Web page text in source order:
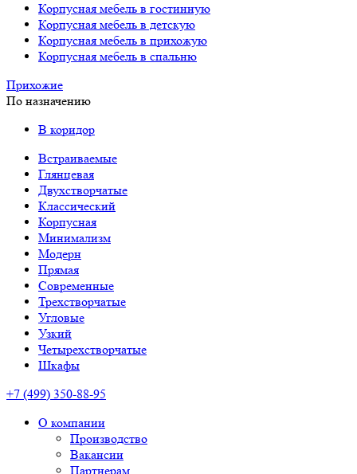
Корпусная мебель в гостинную
Корпусная мебель в детскую
Корпусная мебель в прихожую
Корпусная мебель в спальню
Прихожие
По назначению
В коридор
Встраиваемые
Глянцевая
Двухстворчатые
Классический
Корпусная
Минимализм
Модерн
Прямая
Современные
Трехстворчатые
Угловые
Узкий
Четырехстворчатые
Шкафы
+7 (499) 350-88-95
О компании
Производство
Вакансии
Партнерам